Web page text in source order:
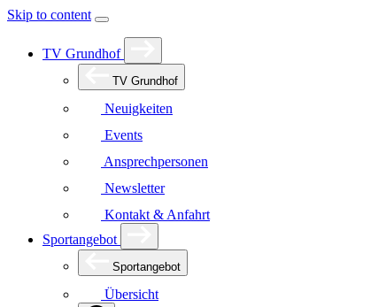
Skip to content
TV Grundhof
TV Grundhof
Neuigkeiten
Events
Ansprechpersonen
Newsletter
Kontakt & Anfahrt
Sportangebot
Sportangebot
Übersicht